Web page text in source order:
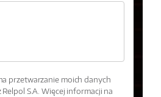
przetwarzanie moich danych
S.A. Więcej informacji na